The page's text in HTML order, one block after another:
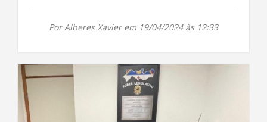
Por Alberes Xavier em 19/04/2024 às 12:33